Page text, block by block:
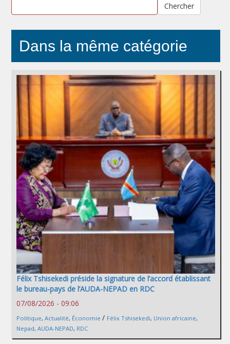
Chercher
Dans la même catégorie
Félix Tshisekedi préside la signature de l’accord établissant
le bureau-pays de l’AUDA-NEPAD en RDC
07/08/2026 - 09:06
Politique, Actualité, Économie / Félix Tshisekedi, Union africaine,
Nepad, AUDA-NEPAD, RDC